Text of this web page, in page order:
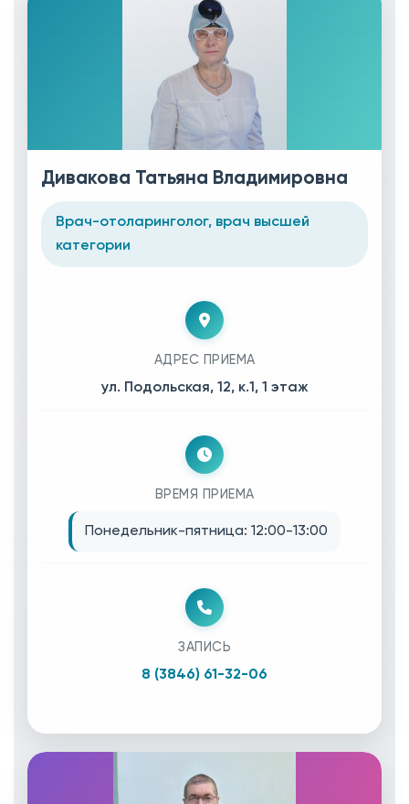
Дивакова Татьяна Владимировна
Врач-отоларинголог, врач высшей
категории
АДРЕС ПРИЕМА
ул. Подольская, 12, к.1, 1 этаж
ВРЕМЯ ПРИЕМА
Понедельник-пятница: 12:00-13:00
ЗАПИСЬ
8 (3846) 61-32-06